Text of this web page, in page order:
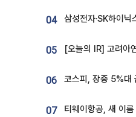
04
05 [오늘의 IR] 고려아
06
07